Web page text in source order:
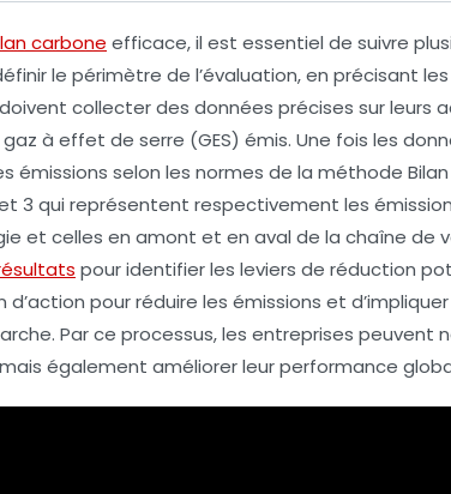
carbone efficace, il est essentiel de suivre
le périmètre de l’évaluation, en précisant
collecter des données précises sur leurs
gaz à effet de serre (GES) émis. Une fois les
émissions selon les normes de la méthode
3 qui représentent respectivement les
et celles en amont et en aval de la chaîne de
pour identifier les leviers de réduction
d’action pour réduire les émissions et d’
Par ce processus, les entreprises peuvent
également améliorer leur performance